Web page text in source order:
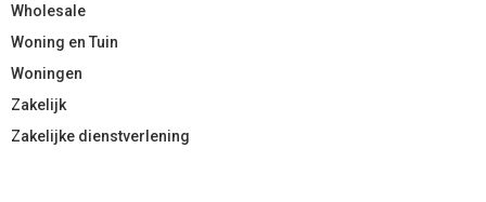
Wholesale
Woning en Tuin
Woningen
Zakelijk
Zakelijke dienstverlening